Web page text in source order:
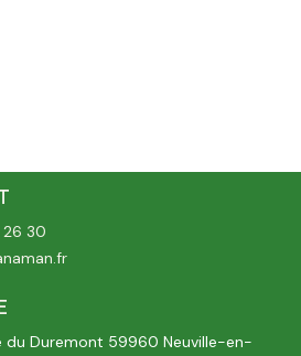
du Duremont 59960 Neuville-en-
26 30